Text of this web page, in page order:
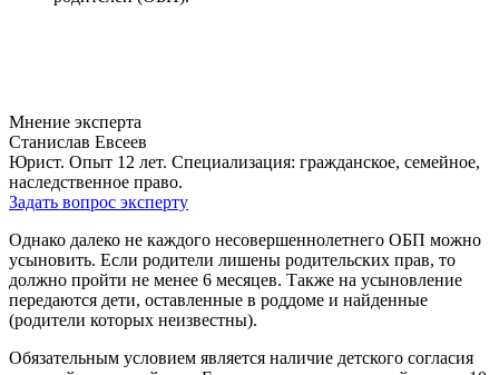
Мнение эксперта
Станислав Евсеев
Юрист. Опыт 12 лет. Специализация: гражданское, семейное,
наследственное право.
Задать вопрос эксперту
Однако далеко не каждого несовершеннолетнего ОБП можно
усыновить. Если родители лишены родительских прав, то
должно пройти не менее 6 месяцев. Также на усыновление
передаются дети, оставленные в роддоме и найденные
(родители которых неизвестны).
Обязательным условием является наличие детского согласия